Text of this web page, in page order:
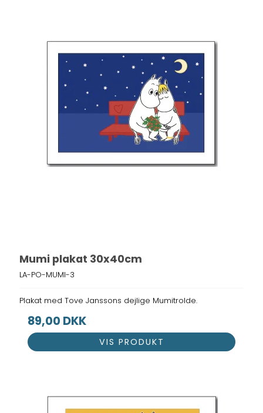
Mumi plakat 30x40cm
LA-PO-MUMI-3
Plakat med Tove Janssons dejlige Mumitrolde.
89,00 DKK
VIS PRODUKT